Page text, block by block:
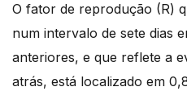
O fator de reprodução (R)
num intervalo de sete dias
anteriores, e que reflete a
atrás, está localizado em